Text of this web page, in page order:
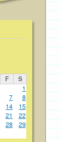
F
S
1
7
8
14
15
21
22
28
29